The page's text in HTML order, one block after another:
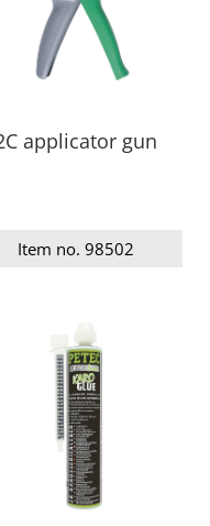
applicator gun
Item no. 98502